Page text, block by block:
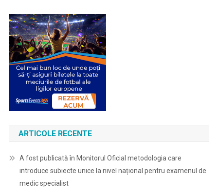
ARTICOLE RECENTE
A fost publicată în Monitorul Oficial metodologia care
introduce subiecte unice la nivel național pentru examenul de
medic specialist